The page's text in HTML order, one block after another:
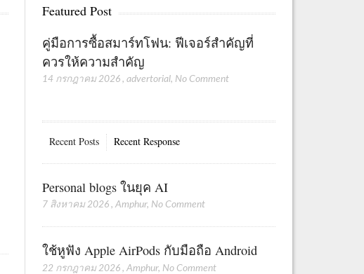
Featured Post
คู่มือการซื้อสมาร์ทโฟน: ฟีเจอร์สำคัญที่
ควรให้ความสำคัญ
14 กรกฎาคม 2026 ,advertorial, No Comment
Recent Posts Recent Response
Personal blogs ในยุค AI
7 สิงหาคม 2026 ,Amphur, No Comment
ใช้หูฟัง Apple AirPods กับมือถือ Android
22 กรกฎาคม 2026 ,Amphur, No Comment